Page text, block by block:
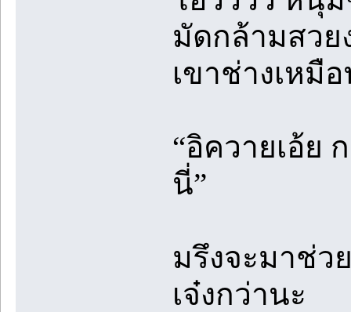
มัดกล้ามสว
เขาช่างเหมื
“อิควายเอ้ย
นี่”
มรึงจะมาช่ว
เจ๋งกว่านะ